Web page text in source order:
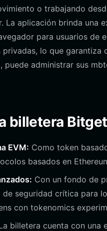
o trabajando
La aplicación brinda una
para usuarios de
lo que
puede administrar sus
billetera
EVM: Como token
basados en
Con un fondo de
seguridad crítica para
con tokenomics
billetera cuenta con una